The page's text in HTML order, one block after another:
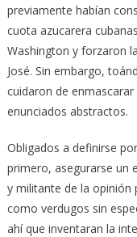
previamente habían
cuota azucarera
Washington y forzaron
José. Sin embargo,
cuidaron de
enunciados abstractos.
Obligados a definirse
primero, asegurarse un
y militante de la opinión
como verdugos sin
ahí que inventaran la